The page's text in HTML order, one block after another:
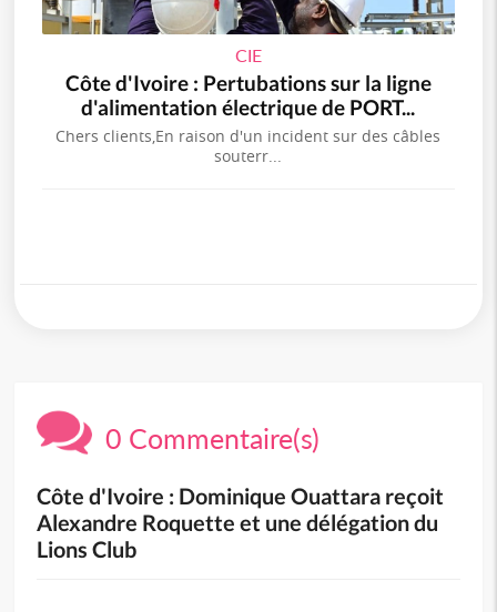
CIE
Côte d'Ivoire : Pertubations sur la ligne
d'alimentation électrique de PORT...
Chers clients,En raison d'un incident sur des câbles
souterr...
0 Commentaire(s)
Côte d'Ivoire : Dominique Ouattara reçoit
Alexandre Roquette et une délégation du
Lions Club